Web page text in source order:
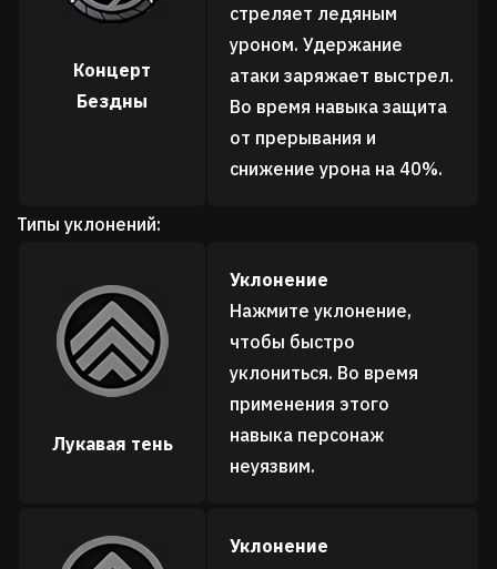
Концерт
Бездны
стреляет ледяным
уроном. Удержание
атаки заряжает выстрел.
Во время навыка защита
от прерывания и
снижение урона на 40%.
Типы уклонений:
Лукавая тень
Уклонение
Нажмите уклонение,
чтобы быстро
уклониться. Во время
применения этого
навыка персонаж
неуязвим.
Уклонение